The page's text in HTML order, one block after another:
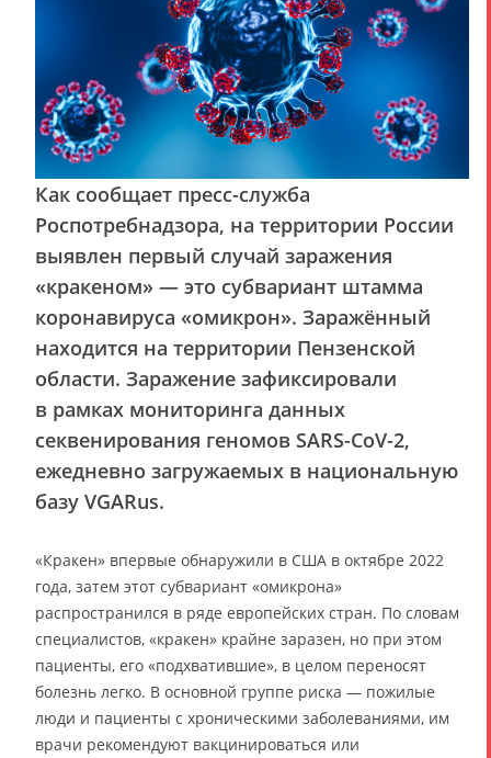
Как сообщает пресс-служба
Роспотребнадзора, на территории России
выявлен первый случай заражения
«кракеном» — это субвариант штамма
коронавируса «омикрон». Заражённый
находится на территории Пензенской
области. Заражение зафиксировали
в рамках мониторинга данных
секвенирования геномов SARS-CoV-2,
ежедневно загружаемых в национальную
базу VGARus.
«Кракен» впервые обнаружили в США в октябре 2022
года, затем этот субвариант «омикрона»
распространился в ряде европейских стран. По словам
специалистов, «кракен» крайне заразен, но при этом
пациенты, его «подхватившие», в целом переносят
болезнь легко. В основной группе риска — пожилые
люди и пациенты с хроническими заболеваниями, им
врачи рекомендуют вакцинироваться или